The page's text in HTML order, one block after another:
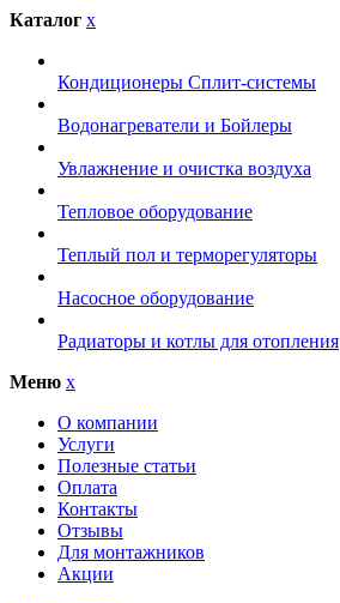
Каталог x
Кондиционеры Сплит-системы
Водонагреватели и Бойлеры
Увлажнение и очистка воздуха
Тепловое оборудование
Теплый пол и терморегуляторы
Насосное оборудование
Радиаторы и котлы для отопления
Меню x
О компании
Услуги
Полезные статьи
Оплата
Контакты
Отзывы
Для монтажников
Акции